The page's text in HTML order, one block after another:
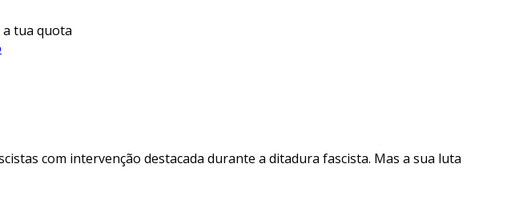
a tua quota
com intervenção destacada durante a ditadura fascista. Mas a sua luta